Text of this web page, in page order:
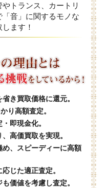
トランス、カートリ
音」に関するモノな
ます！
き買取価格に還元。
り高額査定。
即現金化。
高価買取を実現。
、スピーディーに高額
じた適正査定。
価値を考慮し査定。